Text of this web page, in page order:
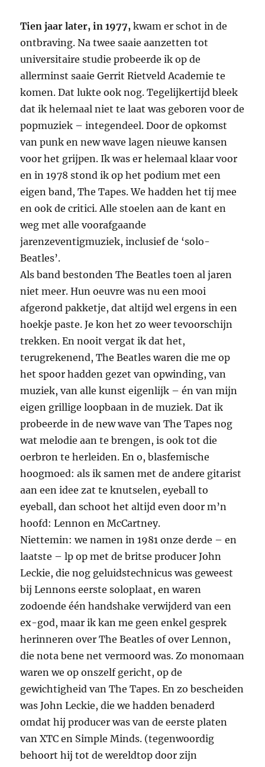
Tien jaar later, in 1977, kwam er schot in de
ontbraving. Na twee saaie aanzetten tot
universitaire studie probeerde ik op de
allerminst saaie Gerrit Rietveld Academie te
komen. Dat lukte ook nog. Tegelijkertijd bleek
dat ik helemaal niet te laat was geboren voor de
popmuziek – integendeel. Door de opkomst
van punk en new wave lagen nieuwe kansen
voor het grijpen. Ik was er helemaal klaar voor
en in 1978 stond ik op het podium met een
eigen band, The Tapes. We hadden het tij mee
en ook de critici. Alle stoelen aan de kant en
weg met alle voorafgaande
jarenzeventigmuziek, inclusief de ‘solo-
Beatles’.
Als band bestonden The Beatles toen al jaren
niet meer. Hun oeuvre was nu een mooi
afgerond pakketje, dat altijd wel ergens in een
hoekje paste. Je kon het zo weer tevoorschijn
trekken. En nooit vergat ik dat het,
terugrekenend, The Beatles waren die me op
het spoor hadden gezet van opwinding, van
muziek, van alle kunst eigenlijk – én van mijn
eigen grillige loopbaan in de muziek. Dat ik
probeerde in de new wave van The Tapes nog
wat melodie aan te brengen, is ook tot die
oerbron te herleiden. En o, blasfemische
hoogmoed: als ik samen met de andere gitarist
aan een idee zat te knutselen, eyeball to
eyeball, dan schoot het altijd even door m’n
hoofd: Lennon en McCartney.
Niettemin: we namen in 1981 onze derde – en
laatste – lp op met de britse producer John
Leckie, die nog geluidstechnicus was geweest
bij Lennons eerste soloplaat, en waren
zodoende één handshake verwijderd van een
ex-god, maar ik kan me geen enkel gesprek
herinneren over The Beatles of over Lennon,
die nota bene net vermoord was. Zo monomaan
waren we op onszelf gericht, op de
gewichtigheid van The Tapes. En zo bescheiden
was John Leckie, die we hadden benaderd
omdat hij producer was van de eerste platen
van XTC en Simple Minds. (tegenwoordig
behoort hij tot de wereldtop door zijn